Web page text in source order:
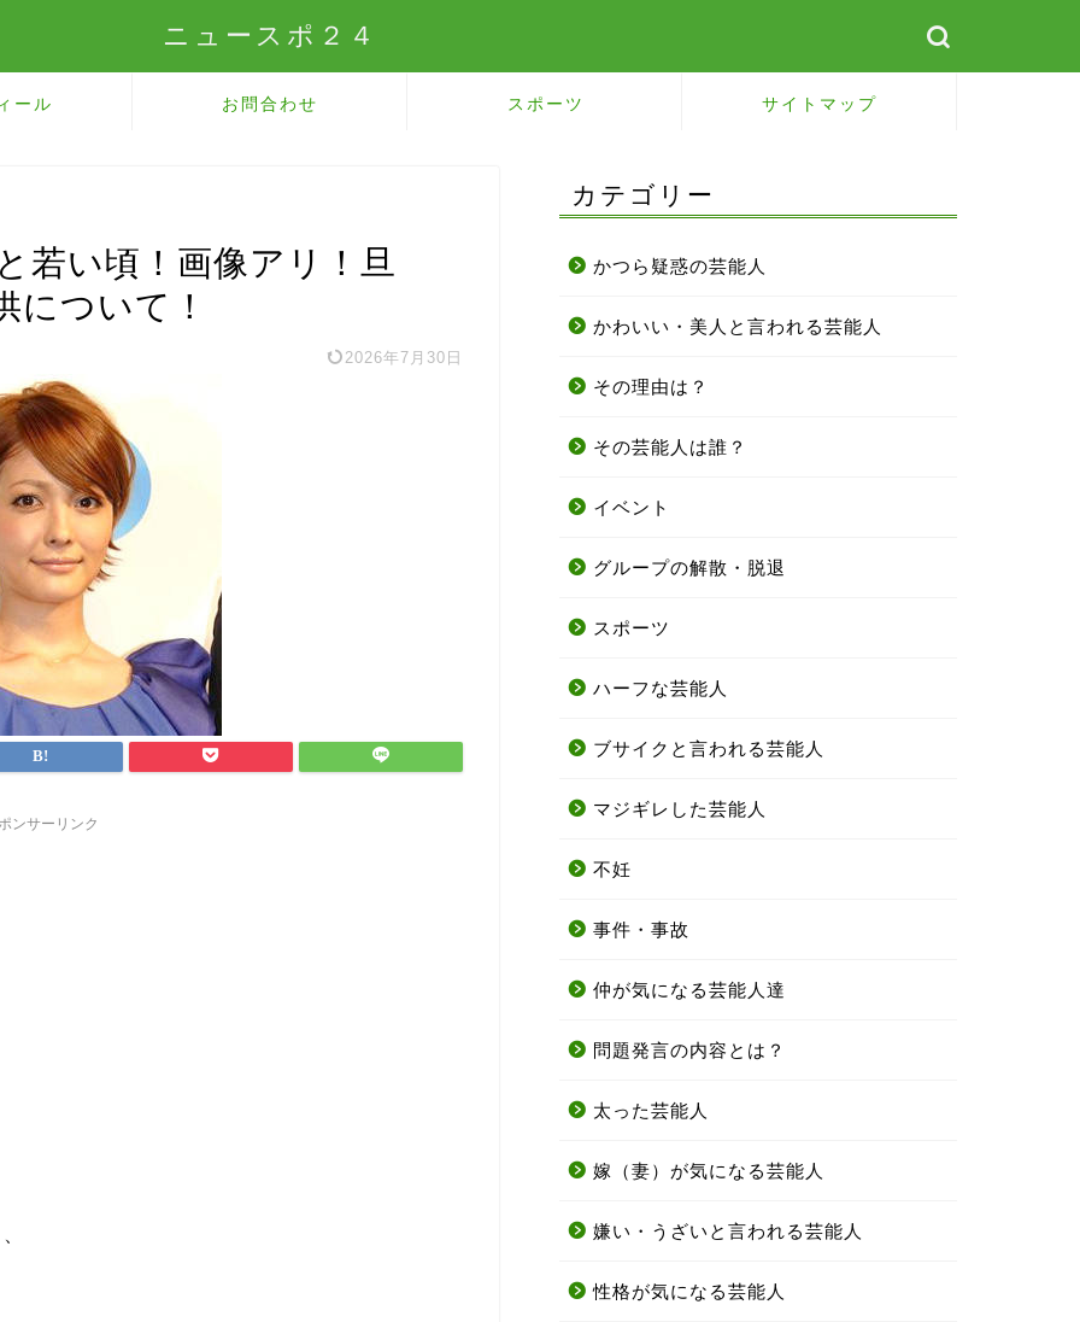
ニュースポ２４
ール お問合わせ スポーツ サイトマップ
若い頃！画像アリ！旦
について！
2026年7月30日
ンサーリンク
カテゴリー
かつら疑惑の芸能人
かわいい・美人と言われる芸能人
その理由は？
その芸能人は誰？
イベント
グループの解散・脱退
スポーツ
ハーフな芸能人
ブサイクと言われる芸能人
マジギレした芸能人
不妊
事件・事故
仲が気になる芸能人達
問題発言の内容とは？
太った芸能人
嫁（妻）が気になる芸能人
嫌い・うざいと言われる芸能人
性格が気になる芸能人